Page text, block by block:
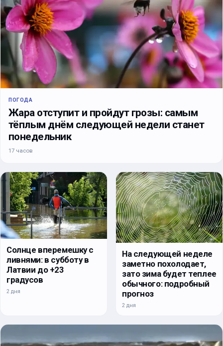
ПОГОДА
Жара отступит и пройдут грозы: самым
тёплым днём следующей недели станет
понедельник
17 часов
Солнце вперемешку с
ливнями: в субботу в
Латвии до +23
градусов
2 дня
На следующей неделе
заметно похолодает,
зато зима будет теплее
обычного: подробный
прогноз
2 дня